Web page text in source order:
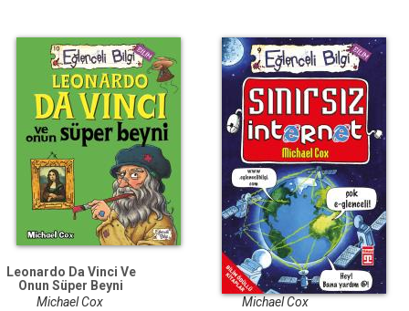
Leonardo Da Vinci Ve
Onun Süper Beyni
Michael Cox
Sınırsız İnternet
Michael Cox